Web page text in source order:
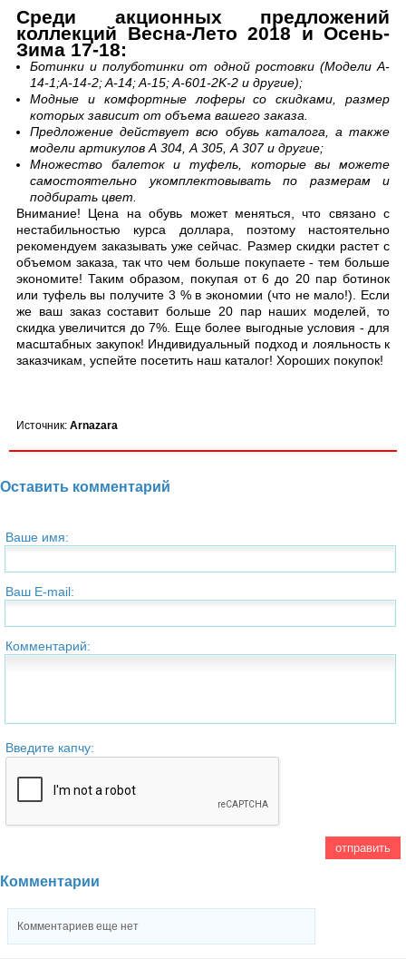
Среди акционных предложений
коллекций Весна-Лето 2018 и Осень-
Зима 17-18:
Ботинки и полуботинки от одной ростовки (Модели A-
14-1;A-14-2; A-14; A-15; A-601-2K-2 и другие);
Модные и комфортные лоферы со скидками, размер
которых зависит от объема вашего заказа.
Предложение действует всю обувь каталога, а также
модели артикулов А 304, А 305, А 307 и другие;
Множество балеток и туфель, которые вы можете
самостоятельно укомплектовывать по размерам и
подбирать цвет.
Внимание! Цена на обувь может меняться, что связано с
нестабильностью курса доллара, поэтому настоятельно
рекомендуем заказывать уже сейчас. Размер скидки растет с
объемом заказа, так что чем больше покупаете - тем больше
экономите! Таким образом, покупая от 6 до 20 пар ботинок
или туфель вы получите 3 % в экономии (что не мало!). Если
же ваш заказ составит больше 20 пар наших моделей, то
скидка увеличится до 7%. Еще более выгодные условия - для
масштабных закупок! Индивидуальный подход и лояльность к
заказчикам, успейте посетить наш каталог! Хороших покупок!
Источник: Arnazara
Оставить комментарий
Ваше имя:
Ваш E-mail:
Комментарий:
Введите капчу:
Комментарии
Комментариев еще нет